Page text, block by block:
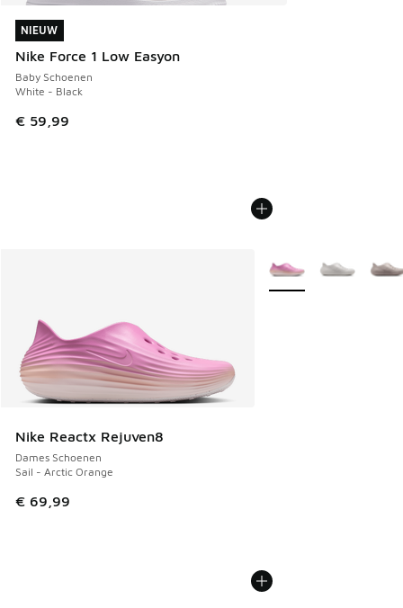
NIEUW
Nike Force 1 Low Easyon
Baby Schoenen
White - Black
€ 59,99
NIEUW
Nike Reactx Rejuven8
Dames Schoenen
Sail - Arctic Orange
€ 69,99
Meer kleuren